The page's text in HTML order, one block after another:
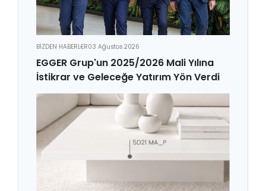
BİZDEN HABERLER03 Ağustos 2026
EGGER Grup'un 2025/2026 Mali Yılına
İstikrar ve Geleceğe Yatırım Yön Verdi